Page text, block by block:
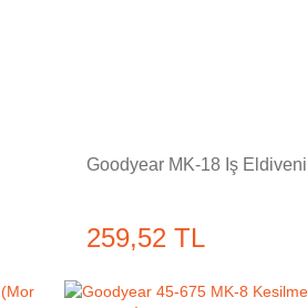
Goodyear MK-18 İş Eldiveni
259,52 TL